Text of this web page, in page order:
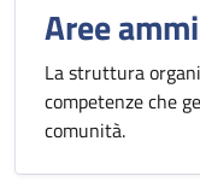
Aree
La struttura
competenze che
comunità.